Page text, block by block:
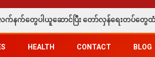
ပြီး တော်လှန်ရေးတပ်တွေထံ အပ်နှံလို့ သိန်းတစ်
HEALTH CONTACT BLOG